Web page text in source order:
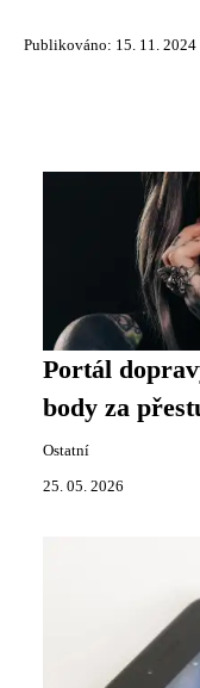
Publikováno: 15. 11. 2024
Portál
body za
Ostatní
25. 05. 2026